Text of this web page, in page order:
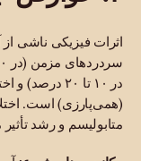
اثرات فیزیکی ناشی
در ۱۰ تا ۲۰
(همی‌پارزی) است.
متابولیسم و رشد